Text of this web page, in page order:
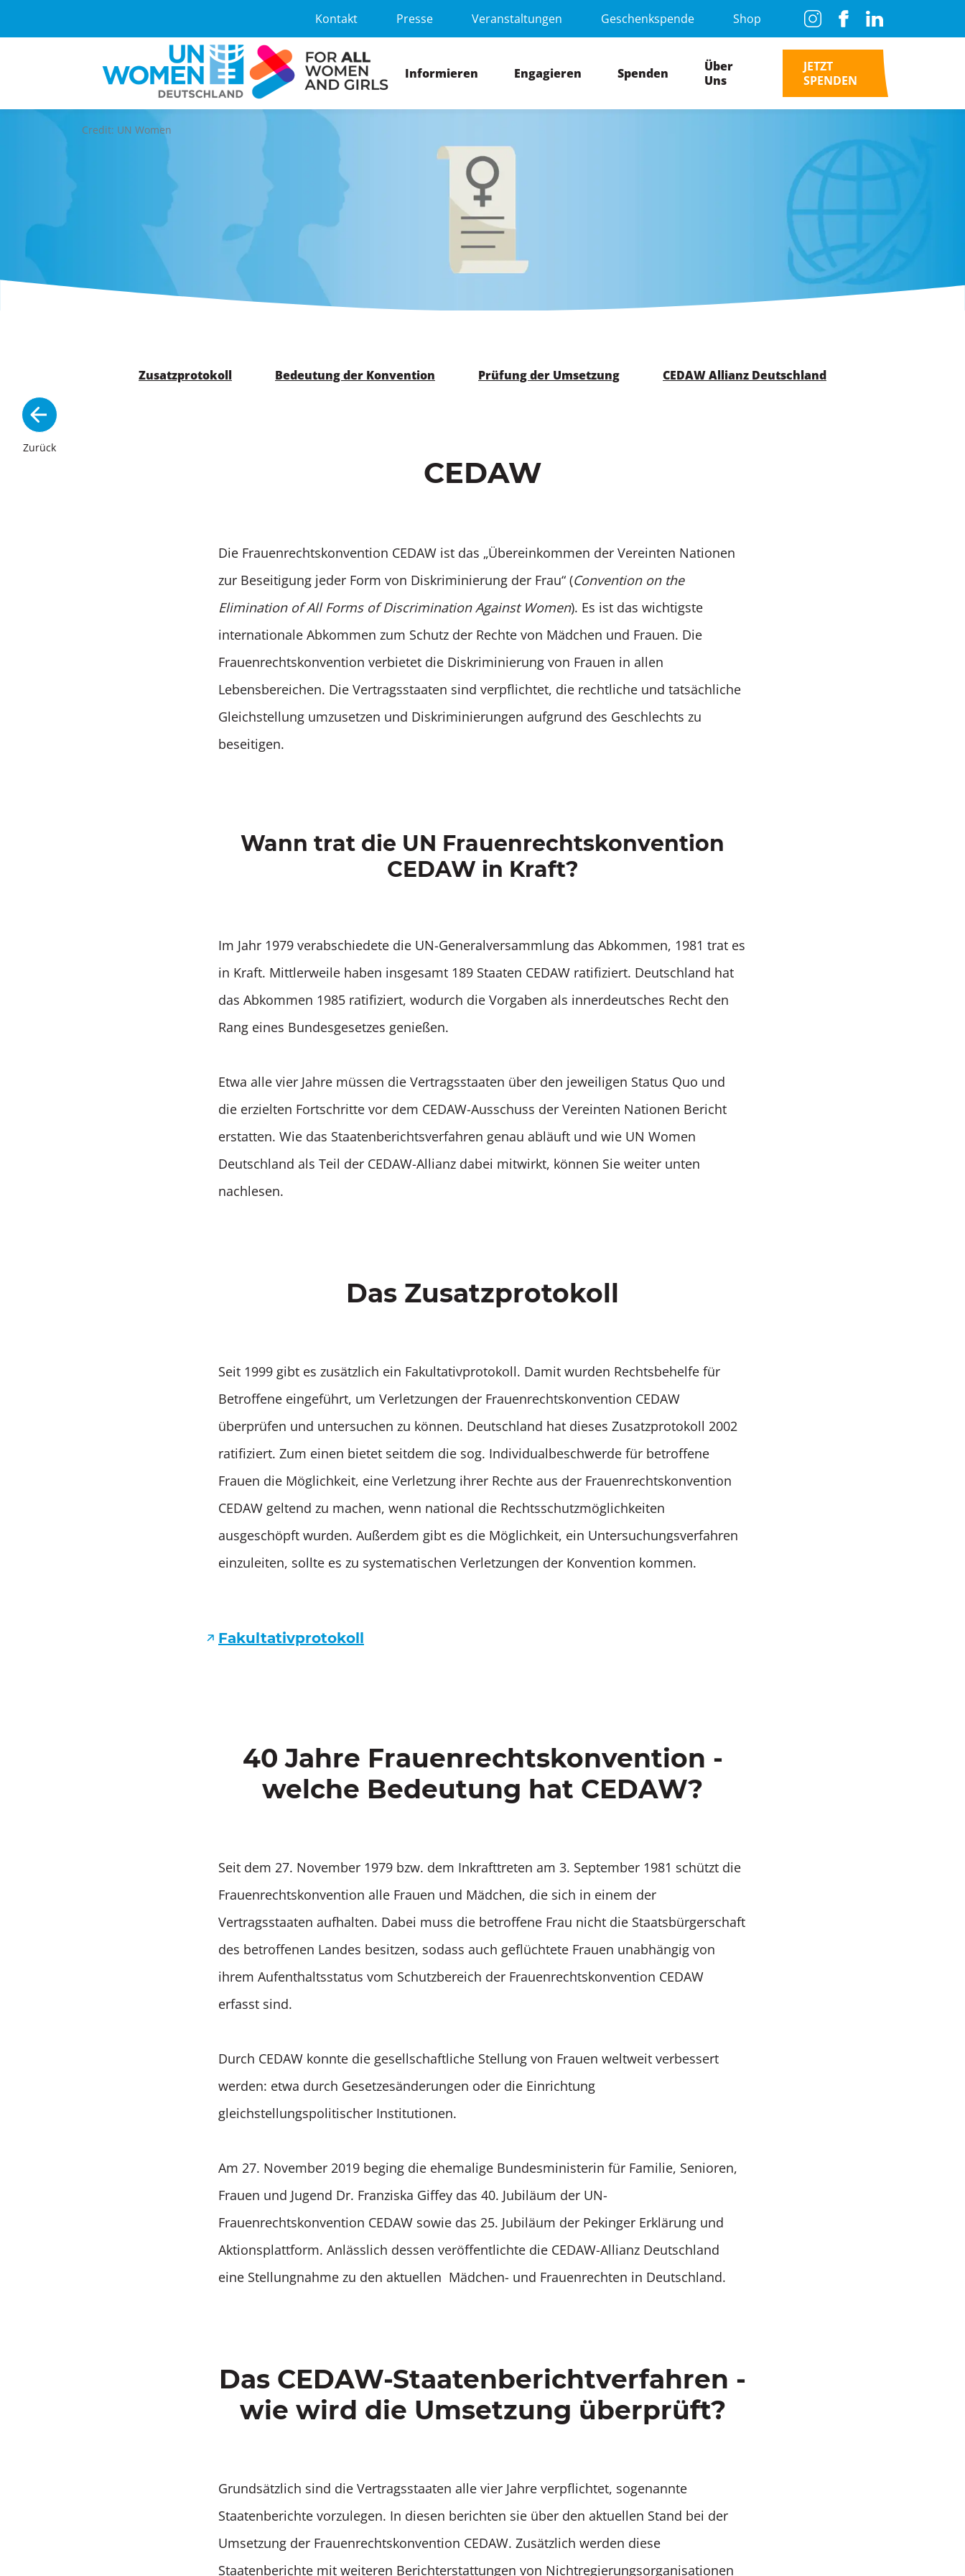
Kontakt Presse Veranstaltungen Geschenkspende Shop
Informieren Engagieren Spenden
Über
Uns
JETZT
SPENDEN
Credit: UN Women
Zusatzprotokoll Bedeutung der Konvention Prüfung der Umsetzung CEDAW Allianz Deutschland
Zurück
CEDAW
Die Frauenrechtskonvention CEDAW ist das „Übereinkommen der Vereinten Nationen
zur Beseitigung jeder Form von Diskriminierung der Frau“ (Convention on the
Elimination of All Forms of Discrimination Against Women). Es ist das wichtigste
internationale Abkommen zum Schutz der Rechte von Mädchen und Frauen. Die
Frauenrechtskonvention verbietet die Diskriminierung von Frauen in allen
Lebensbereichen. Die Vertragsstaaten sind verpflichtet, die rechtliche und tatsächliche
Gleichstellung umzusetzen und Diskriminierungen aufgrund des Geschlechts zu
beseitigen.
Wann trat die UN Frauenrechtskonvention
CEDAW in Kraft?
Im Jahr 1979 verabschiedete die UN-Generalversammlung das Abkommen, 1981 trat es
in Kraft. Mittlerweile haben insgesamt 189 Staaten CEDAW ratifiziert. Deutschland hat
das Abkommen 1985 ratifiziert, wodurch die Vorgaben als innerdeutsches Recht den
Rang eines Bundesgesetzes genießen.
Etwa alle vier Jahre müssen die Vertragsstaaten über den jeweiligen Status Quo und
die erzielten Fortschritte vor dem CEDAW-Ausschuss der Vereinten Nationen Bericht
erstatten. Wie das Staatenberichtsverfahren genau abläuft und wie UN Women
Deutschland als Teil der CEDAW-Allianz dabei mitwirkt, können Sie weiter unten
nachlesen.
Das Zusatzprotokoll
Seit 1999 gibt es zusätzlich ein Fakultativprotokoll. Damit wurden Rechtsbehelfe für
Betroffene eingeführt, um Verletzungen der Frauenrechtskonvention CEDAW
überprüfen und untersuchen zu können. Deutschland hat dieses Zusatzprotokoll 2002
ratifiziert. Zum einen bietet seitdem die sog. Individualbeschwerde für betroffene
Frauen die Möglichkeit, eine Verletzung ihrer Rechte aus der Frauenrechtskonvention
CEDAW geltend zu machen, wenn national die Rechtsschutzmöglichkeiten
ausgeschöpft wurden. Außerdem gibt es die Möglichkeit, ein Untersuchungsverfahren
einzuleiten, sollte es zu systematischen Verletzungen der Konvention kommen.
Fakultativprotokoll
40 Jahre Frauenrechtskonvention -
welche Bedeutung hat CEDAW?
Seit dem 27. November 1979 bzw. dem Inkrafttreten am 3. September 1981 schützt die
Frauenrechtskonvention alle Frauen und Mädchen, die sich in einem der
Vertragsstaaten aufhalten. Dabei muss die betroffene Frau nicht die Staatsbürgerschaft
des betroffenen Landes besitzen, sodass auch geflüchtete Frauen unabhängig von
ihrem Aufenthaltsstatus vom Schutzbereich der Frauenrechtskonvention CEDAW
erfasst sind.
Durch CEDAW konnte die gesellschaftliche Stellung von Frauen weltweit verbessert
werden: etwa durch Gesetzesänderungen oder die Einrichtung
gleichstellungspolitischer Institutionen.
Am 27. November 2019 beging die ehemalige Bundesministerin für Familie, Senioren,
Frauen und Jugend Dr. Franziska Giffey das 40. Jubiläum der UN-
Frauenrechtskonvention CEDAW sowie das 25. Jubiläum der Pekinger Erklärung und
Aktionsplattform. Anlässlich dessen veröffentlichte die CEDAW-Allianz Deutschland
eine Stellungnahme zu den aktuellen Mädchen- und Frauenrechten in Deutschland.
Das CEDAW-Staatenberichtverfahren -
wie wird die Umsetzung überprüft?
Grundsätzlich sind die Vertragsstaaten alle vier Jahre verpflichtet, sogenannte
Staatenberichte vorzulegen. In diesen berichten sie über den aktuellen Stand bei der
Umsetzung der Frauenrechtskonvention CEDAW. Zusätzlich werden diese
Staatenberichte mit weiteren Berichterstattungen von Nichtregierungsorganisationen